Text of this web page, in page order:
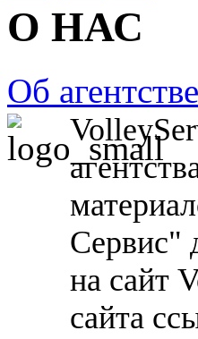
О НАС
Об агентстве
Сервис"
на сайт
сайта